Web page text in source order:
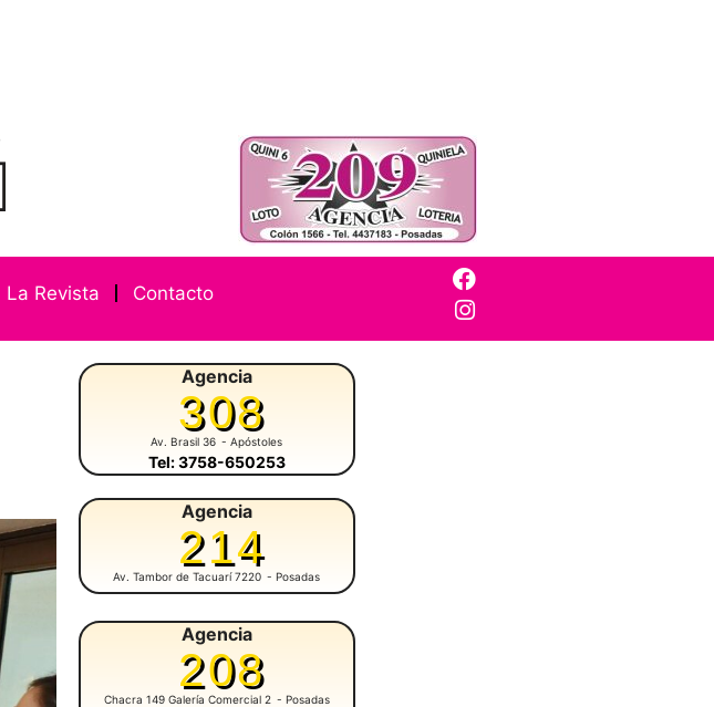
La Revista Contacto
Agencia
308
Av. Brasil 36 - Apóstoles
Tel: 3758-650253
Agencia
214
Av. Tambor de Tacuarí 7220 - Posadas
Agencia
208
Chacra 149 Galería Comercial 2 - Posadas